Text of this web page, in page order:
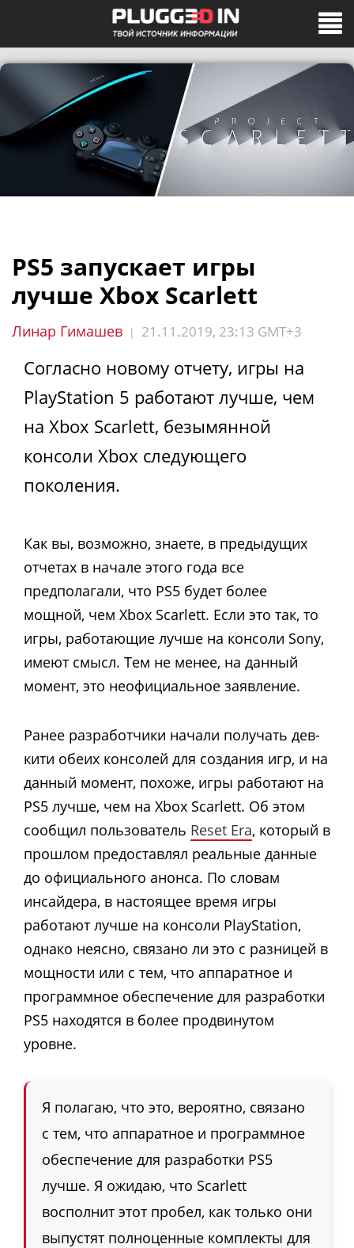
PS5 запускает игры
лучше Xbox Scarlett
Линар Гимашев | 21.11.2019, 23:13 GMT+3
Согласно новому отчету, игры на
PlayStation 5 работают лучше, чем
на Xbox Scarlett, безымянной
консоли Xbox следующего
поколения.
Как вы, возможно, знаете, в предыдущих
отчетах в начале этого года все
предполагали, что PS5 будет более
мощной, чем Xbox Scarlett. Если это так, то
игры, работающие лучше на консоли Sony,
имеют смысл. Тем не менее, на данный
момент, это неофициальное заявление.
Ранее разработчики начали получать дев-
кити обеих консолей для создания игр, и на
данный момент, похоже, игры работают на
PS5 лучше, чем на Xbox Scarlett. Об этом
сообщил пользователь Reset Era, который в
прошлом предоставлял реальные данные
до официального анонса. По словам
инсайдера, в настоящее время игры
работают лучше на консоли PlayStation,
однако неясно, связано ли это с разницей в
мощности или с тем, что аппаратное и
программное обеспечение для разработки
PS5 находятся в более продвинутом
уровне.
Я полагаю, что это, вероятно, связано
с тем, что аппаратное и программное
обеспечение для разработки PS5
лучше. Я ожидаю, что Scarlett
восполнит этот пробел, как только они
выпустят полноценные комплекты для